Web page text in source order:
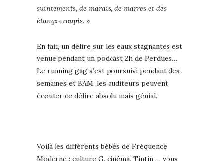
suintements, de marais, de marres et des
étangs croupis. »
En fait, un délire sur les eaux stagnantes est
venue pendant un podcast 2h de Perdues…
Le running gag s’est poursuivi pendant des
semaines et BAM, les auditeurs peuvent
écouter ce délire absolu mais génial.
Voilà les différents bébés de Fréquence
Moderne : culture G, cinéma, Tintin … vous